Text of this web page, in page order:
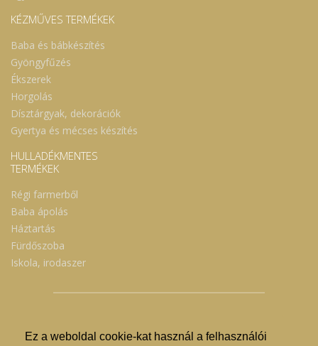
Ez a weboldal cookie-kat használ a felhasználói
KÉZMŰVES TERMÉKEK
Baba és bábkészítés
Gyöngyfűzés
Ékszerek
Horgolás
Dísztárgyak, dekorációk
Gyertya és mécses készítés
HULLADÉKMENTES
TERMÉKEK
Régi farmerből
Baba ápolás
Háztartás
Fürdőszoba
Iskola, irodaszer
© Nyíregyházi Kosár Közösség 2019.